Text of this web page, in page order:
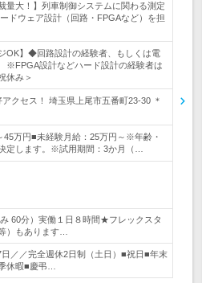
量大！】列車制御システムに関わる測定
ドウェア設計（回路・FPGAなど）を担
OK】◆回路設計の経験者、もしくは電
※FPGA設計などハード設計の経験者は
休み＞
クセス！ 埼玉県上尾市五番町23-30 ＊
45万円■未経験月給：25万円～※年齢・
定します。※試用期間：3か月（…
60分）実働１日８時間★フレックスタ
）もあります…
／／完全週休2日制（土日）■祝日■年末
休暇■慶弔…